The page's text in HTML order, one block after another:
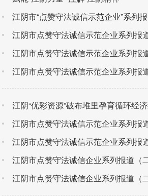
江阴“优彩资源”破布堆里孕育循环经